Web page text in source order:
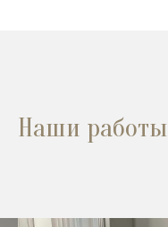
Наши работы